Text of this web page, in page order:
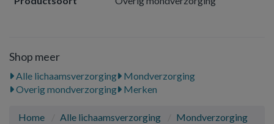
Shop meer
Alle lichaamsverzorging
Mondverzorging
Overig mondverzorging
Merken
Home Alle lichaamsverzorging
Mondverzorging